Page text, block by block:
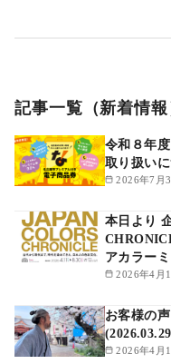
記事一覧（新着情報
2026年7月
令和８年
取り扱い
2026年4月
本日より
アカラーミ
2026年4月
お客様の